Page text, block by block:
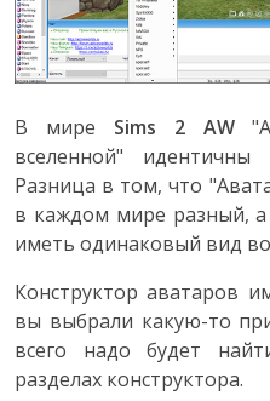
В мире Sims 2 AW
вселенной"
Разница в том, что
в каждом мире разный, а
иметь одинаковый вид
Конструктор аватаров
вы выбрали какую-то
всего надо будет
разделах конструктора.